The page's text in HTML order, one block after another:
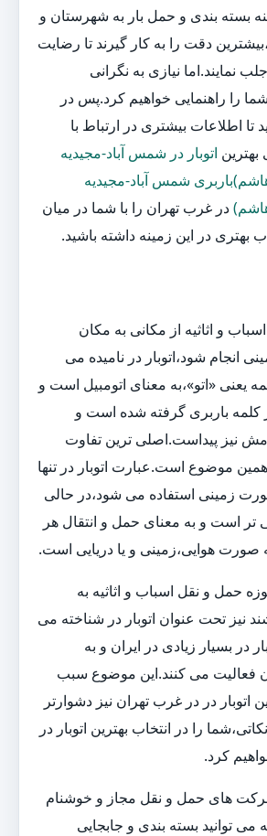
بسته بندی و حمل بار به شهرستان و
دقت را به کار گیرند تا رضایت
نمایند.اما نیازی به نگرانی
را راهنمایی خواهیم کرد.پس در
تا اطلاعات بیشتری در ارتباط با
بهترین اتوبار در شمس آباد-مجیدیه
شمس آباد-مجیدیه
در غرب تهران را با شما در میان
بهتری در این زمینه داشته باشید.
و اثاثیه از مکانی به مکان
انجام شود،اتوبار در نامیده می
یعنی «اتو»،به معنای اتومبیل است و
کلمه باربری گرفته شده است و
نیز پیداست.اصلی ترین تفاوت
همین موضوع است.عبارت اتوبار در تنها
زمینی استفاده می شود،در حالی
تر است و به معنای حمل و انتقال هر
صورت هوایی،زمینی و یا دریایی است.
حمل و نقل اسباب و اثاثیه به
نیز تحت عنوان اتوبار در شناخته می
در بسیار زیادی در ایران و به
می کنند.این موضوع سبب
اتوبار در در غرب تهران نیز دشوارتر
را در انتخاب بهترین اتوبار در
کرد.
شرکت های حمل و نقل مجاز و خوشنام
توانید بسته بندی و جابجایی